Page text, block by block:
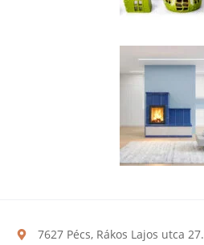
7627 Pécs, Rákos Lajos utca 27.